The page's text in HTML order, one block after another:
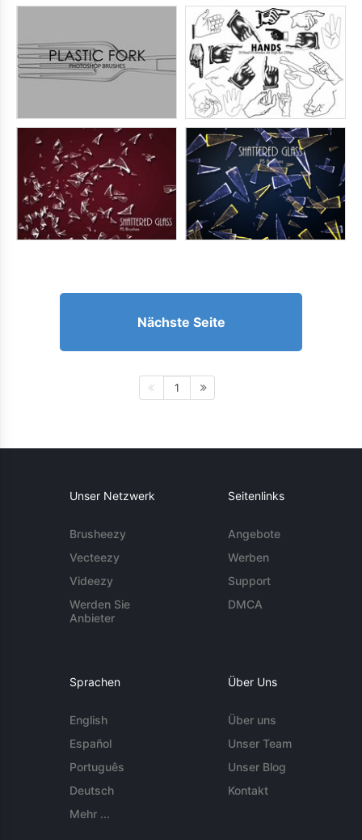
Nächste Seite
1
Unser Netzwerk
Brusheezy
Vecteezy
Videezy
Werden Sie
Anbieter
Seitenlinks
Angebote
Werben
Support
DMCA
Sprachen
English
Español
Português
Deutsch
Mehr ...
Über Uns
Über uns
Unser Team
Unser Blog
Kontakt